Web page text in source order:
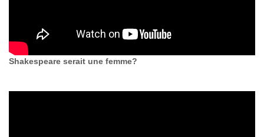
Shakespeare serait une femme?